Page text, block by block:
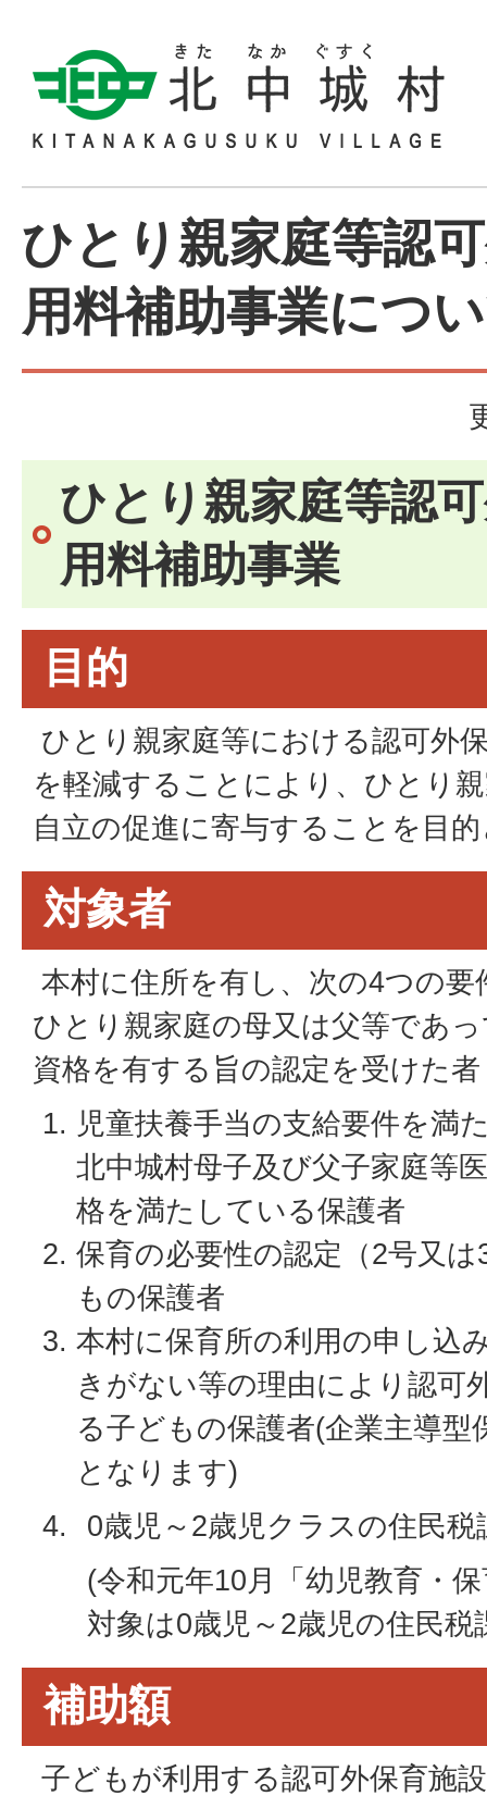
ひとり親家庭等認
用料補助事業につ
ひとり親家庭等認
用料補助事業
目的
ひとり親家庭等における認可外
を軽減することにより、ひとり
自立の促進に寄与することを目
対象者
本村に住所を有し、次の4つの要
ひとり親家庭の母又は父等であ
資格を有する旨の認定を受けた者
児童扶養手当の支給要件を満
北中城村母子及び父子家庭等
格を満たしている保護者
保育の必要性の認定（2号又
もの保護者
本村に保育所の利用の申し込
きがない等の理由により認可
る子どもの保護者(企業主導型
となります)
0歳児～2歳児クラスの住民
(令和元年10月「幼児教育・
対象は0歳児～2歳児の住民
補助額
子どもが利用する認可外保育施